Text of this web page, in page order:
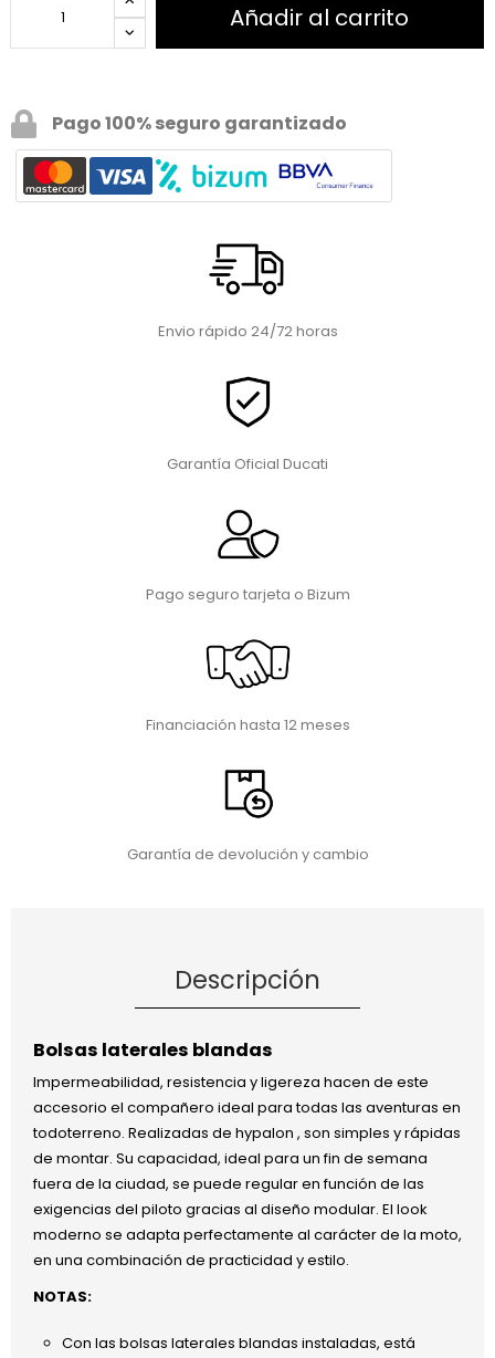
Añadir al carrito
Pago 100% seguro garantizado
Envio rápido 24/72 horas
Garantía Oficial Ducati
Pago seguro tarjeta o Bizum
Financiación hasta 12 meses
Garantía de devolución y cambio
Descripción
Bolsas laterales blandas
Impermeabilidad, resistencia y ligereza hacen de este
accesorio el compañero ideal para todas las aventuras en
todoterreno. Realizadas de hypalon , son simples y rápidas
de montar. Su capacidad, ideal para un fin de semana
fuera de la ciudad, se puede regular en función de las
exigencias del piloto gracias al diseño modular. El look
moderno se adapta perfectamente al carácter de la moto,
en una combinación de practicidad y estilo.
NOTAS:
Con las bolsas laterales blandas instaladas, está